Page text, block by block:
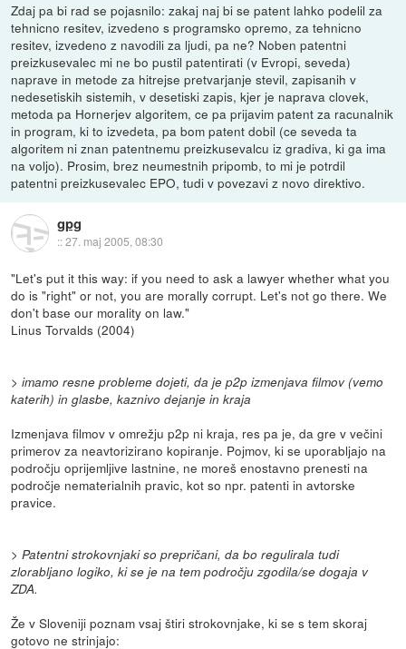
Zdaj pa bi rad se pojasnilo: zakaj naj bi se patent lahko podelil za
tehnicno resitev, izvedeno s programsko opremo, za tehnicno
resitev, izvedeno z navodili za ljudi, pa ne? Noben patentni
preizkusevalec mi ne bo pustil patentirati (v Evropi, seveda)
naprave in metode za hitrejse pretvarjanje stevil, zapisanih v
nedesetiskih sistemih, v desetiski zapis, kjer je naprava clovek,
metoda pa Hornerjev algoritem, ce pa prijavim patent za racunalnik
in program, ki to izvedeta, pa bom patent dobil (ce seveda ta
algoritem ni znan patentnemu preizkusevalcu iz gradiva, ki ga ima
na voljo). Prosim, brez neumestnih pripomb, to mi je potrdil
patentni preizkusevalec EPO, tudi v povezavi z novo direktivo.
gpg
::27. maj 2005, 08:30
"Let's put it this way: if you need to ask a lawyer whether what you
do is "right" or not, you are morally corrupt. Let's not go there. We
don't base our morality on law."
Linus Torvalds (2004)
> imamo resne probleme dojeti, da je p2p izmenjava filmov (vemo
katerih) in glasbe, kaznivo dejanje in kraja
Izmenjava filmov v omrežju p2p ni kraja, res pa je, da gre v večini
primerov za neavtorizirano kopiranje. Pojmov, ki se uporabljajo na
področju oprijemljive lastnine, ne moreš enostavno prenesti na
področje nematerialnih pravic, kot so npr. patenti in avtorske
pravice.
> Patentni strokovnjaki so prepričani, da bo regulirala tudi
zlorabljano logiko, ki se je na tem področju zgodila/se dogaja v
ZDA.
Že v Sloveniji poznam vsaj štiri strokovnjake, ki se s tem skoraj
gotovo ne strinjajo: